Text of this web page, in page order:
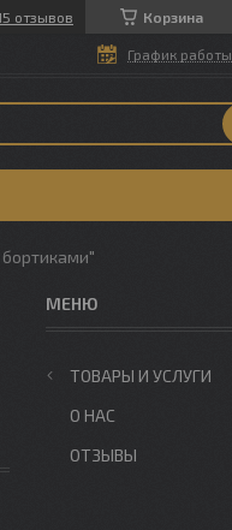
Корзина
отзывов
График работы
ТОВАРЫ И УСЛУГИ
О НАС
ОТЗЫВЫ